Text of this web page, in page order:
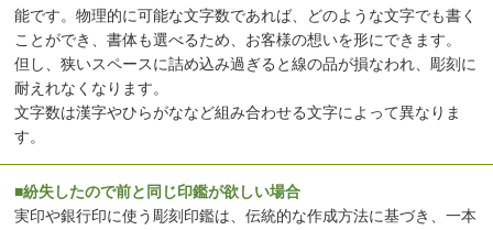
能です。物理的に可能な文字数であれば、どのような文字でも書く
ことができ、書体も選べるため、お客様の想いを形にできます。
但し、狭いスペースに詰め込み過ぎると線の品が損なわれ、彫刻に
耐えれなくなります。
文字数は漢字やひらがななど組み合わせる文字によって異なりま
す。
■紛失したので前と同じ印鑑が欲しい場合
実印や銀行印に使う彫刻印鑑は、伝統的な作成方法に基づき、一本